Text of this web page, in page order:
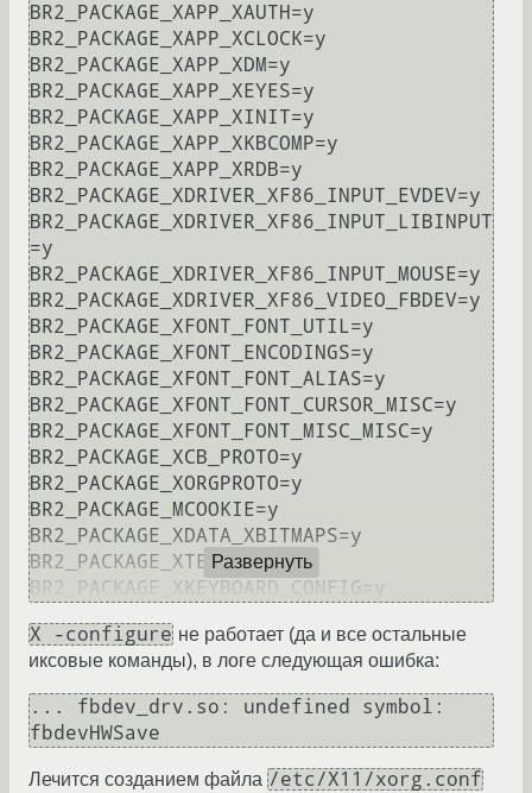
BR2_PACKAGE_XAPP_XAUTH=y
BR2_PACKAGE_XAPP_XCLOCK=y
BR2_PACKAGE_XAPP_XDM=y
BR2_PACKAGE_XAPP_XEYES=y
BR2_PACKAGE_XAPP_XINIT=y
BR2_PACKAGE_XAPP_XKBCOMP=y
BR2_PACKAGE_XAPP_XRDB=y
BR2_PACKAGE_XDRIVER_XF86_INPUT_EVDEV=y
BR2_PACKAGE_XDRIVER_XF86_INPUT_LIBINPUT
=y
BR2_PACKAGE_XDRIVER_XF86_INPUT_MOUSE=y
BR2_PACKAGE_XDRIVER_XF86_VIDEO_FBDEV=y
BR2_PACKAGE_XFONT_FONT_UTIL=y
BR2_PACKAGE_XFONT_ENCODINGS=y
BR2_PACKAGE_XFONT_FONT_ALIAS=y
BR2_PACKAGE_XFONT_FONT_CURSOR_MISC=y
BR2_PACKAGE_XFONT_FONT_MISC_MISC=y
BR2_PACKAGE_XCB_PROTO=y
BR2_PACKAGE_XORGPROTO=y
BR2_PACKAGE_MCOOKIE=y
BR2_PACKAGE_XDATA_XBITMAPS=y
BR2_PACKAGE_XTERM=y Развернуть
X -configure не работает (да и все остальные
иксовые команды), в логе следующая ошибка:
... fbdev_drv.so: undefined symbol:
Лечится созданием файла /etc/X11/xorg.conf